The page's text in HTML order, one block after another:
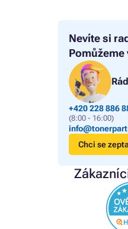
Nevíte si
Pomůžeme
+420 228 886
(8:00 - 16:00)
Chci se